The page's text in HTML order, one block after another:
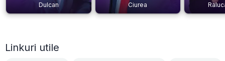
Dulcan
Ciurea
Linkuri utile